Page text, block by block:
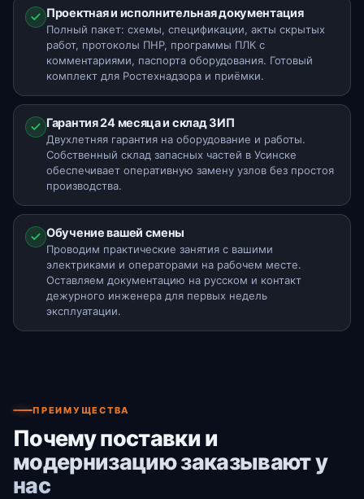
Проектная и исполнительная документация
Полный пакет: схемы, спецификации, акты скрытых
работ, протоколы ПНР, программы ПЛК с
комментариями, паспорта оборудования. Готовый
комплект для Ростехнадзора и приёмки.
Гарантия 24 месяца и склад ЗИП
Двухлетняя гарантия на оборудование и работы.
Собственный склад запасных частей в Усинске
обеспечивает оперативную замену узлов без простоя
производства.
Обучение вашей смены
Проводим практические занятия с вашими
электриками и операторами на рабочем месте.
Оставляем документацию на русском и контакт
дежурного инженера для первых недель
эксплуатации.
ПРЕИМУЩЕСТВА
Почему поставки и
модернизацию заказывают у
нас